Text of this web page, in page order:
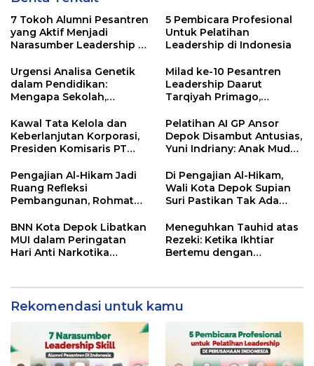
7 Tokoh Alumni Pesantren
yang Aktif Menjadi
Narasumber Leadership di
5 Pembicara Profesional
Untuk Pelatihan
Leadership di Indonesia
Urgensi Analisa Genetik
dalam Pendidikan:
Mengapa Sekolah,
Tinggi Perlu
Menggunakan
PRIMAGEN.id
Milad ke-10 Pesantren
Leadership Daarut
Tarqiyah Primago,
Ingatkan Spirit Tebar
Manfaat Tanpa Batas
Kawal Tata Kelola dan
Keberlanjutan Korporasi,
Presiden Komisaris PT
Langkah Menuju Pasar
Global
Pelatihan AI GP Ansor
Depok Disambut Antusias,
Yuni Indriany: Anak Muda
Teknologi
Pengajian Al-Hikam Jadi
Ruang Refleksi
Pembangunan, Rohmat
Secara Utuh
Di Pengajian Al-Hikam,
Wali Kota Depok Supian
Suri Pastikan Tak Ada
BNN Kota Depok Libatkan
MUI dalam Peringatan
Hari Anti Narkotika
Pencegahan Dimulai dari
Keluarga
Meneguhkan Tauhid atas
Rezeki: Ketika Ikhtiar
Bertemu dengan
Rekomendasi untuk kamu